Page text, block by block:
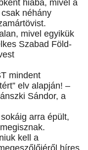
hiába, mivel a
néhány
mivel egyikük
Szabad Föld-
mindent
elv alapján! –
Sándor, a
arra épült,
kell a